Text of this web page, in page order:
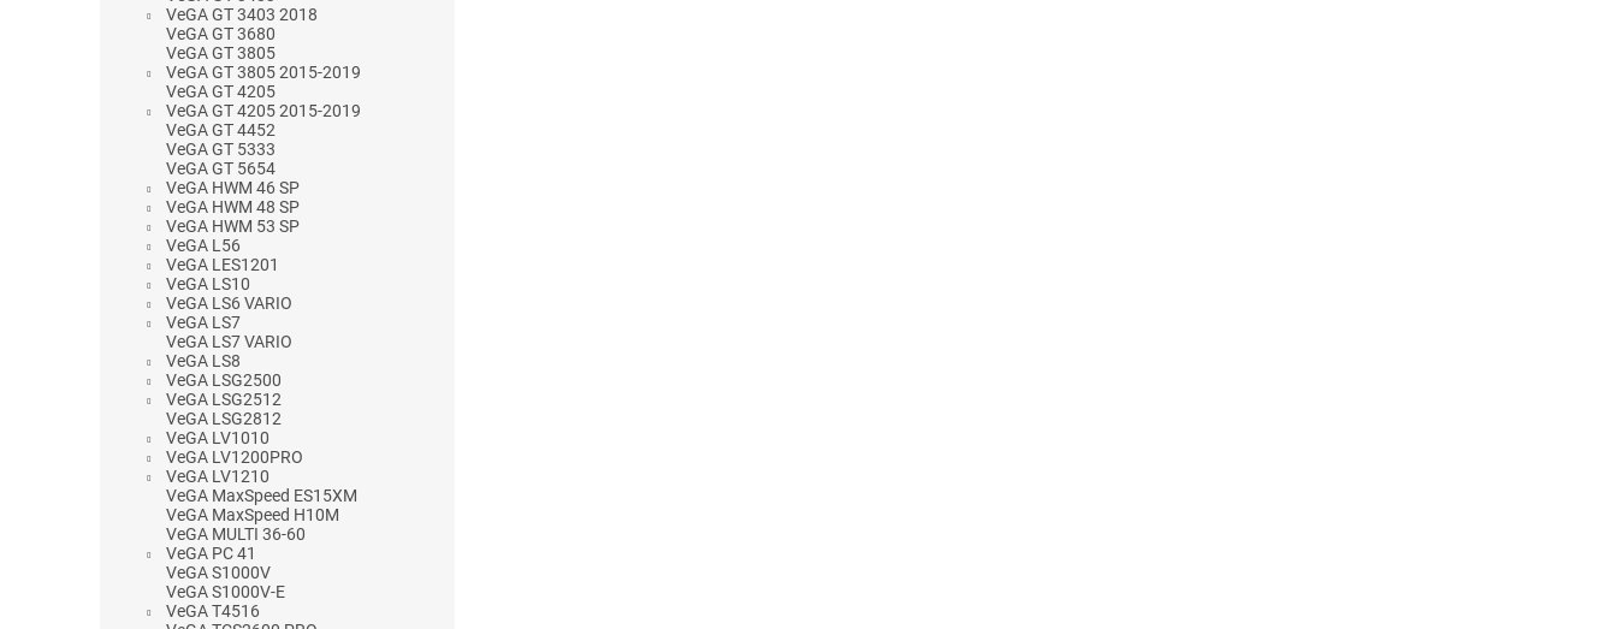
VeGA GT 3403 2018
VeGA GT 3680
VeGA GT 3805
VeGA GT 3805 2015-2019
VeGA GT 4205
VeGA GT 4205 2015-2019
VeGA GT 4452
VeGA GT 5333
VeGA GT 5654
VeGA HWM 46 SP
VeGA HWM 48 SP
VeGA HWM 53 SP
VeGA L56
VeGA LES1201
VeGA LS10
VeGA LS6 VARIO
VeGA LS7
VeGA LS7 VARIO
VeGA LS8
VeGA LSG2500
VeGA LSG2512
VeGA LSG2812
VeGA LV1010
VeGA LV1200PRO
VeGA LV1210
VeGA MaxSpeed ES15XM
VeGA MaxSpeed H10M
VeGA MULTI 36-60
VeGA PC 41
VeGA S1000V
VeGA S1000V-E
VeGA T4516